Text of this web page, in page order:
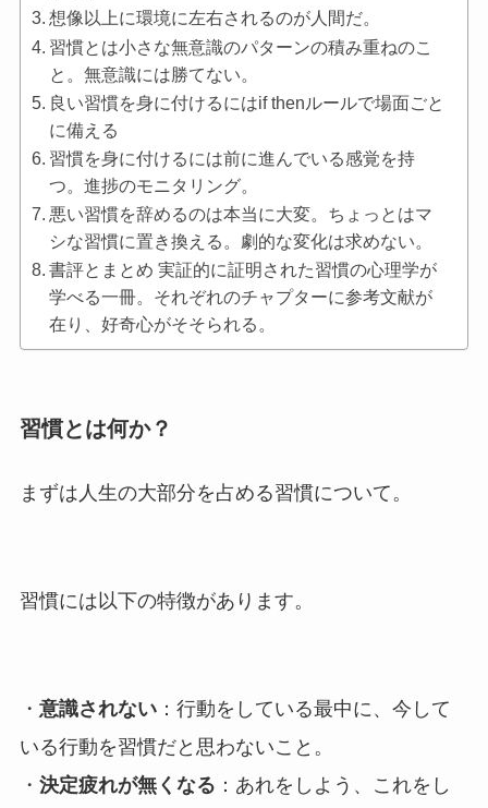
想像以上に環境に左右されるのが人間だ。
習慣とは小さな無意識のパターンの積み重ねのこ
と。無意識には勝てない。
良い習慣を身に付けるにはif thenルールで場面ごと
に備える
習慣を身に付けるには前に進んでいる感覚を持
つ。進捗のモニタリング。
悪い習慣を辞めるのは本当に大変。ちょっとはマ
シな習慣に置き換える。劇的な変化は求めない。
書評とまとめ 実証的に証明された習慣の心理学が
学べる一冊。それぞれのチャプターに参考文献が
在り、好奇心がそそられる。
習慣とは何か？
まずは人生の大部分を占める習慣について。
習慣には以下の特徴があります。
・ 意識されない：行動をしている最中に、今して
いる行動を習慣だと思わないこと。
・ 決定疲れが無くなる ：あれをしよう、これをし